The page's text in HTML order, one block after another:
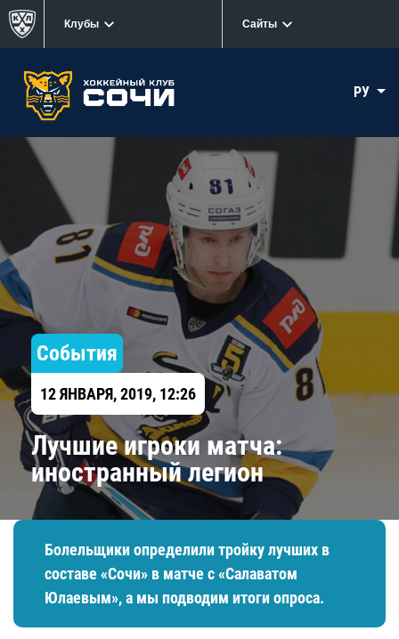
Клубы Сайты
РУ
События
12 ЯНВАРЯ, 2019, 12:26
​Лучшие игроки матча:
иностранный легион
Болельщики определили тройку лучших в
составе «Сочи» в матче с «Салаватом
Юлаевым», а мы подводим итоги опроса.